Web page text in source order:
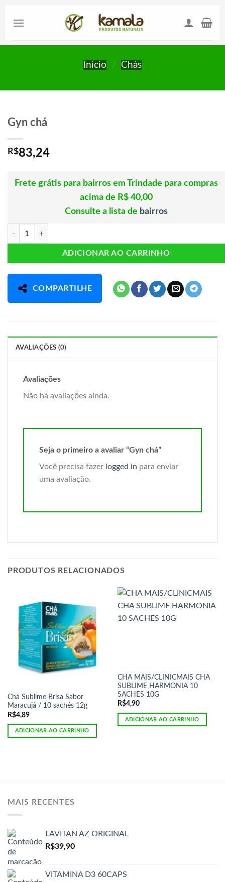
Início / Chás
Gyn chá
R$83,24
Frete grátis para bairros em Trindade para compras
acima de R$ 40,00
Consulte a lista de bairros
Gyn chá quantidade
ADICIONAR AO CARRINHO
COMPARTILHE
AVALIAÇÕES (0)
Avaliações
Não há avaliações ainda.
Seja o primeiro a avaliar “Gyn chá”
Você precisa fazer logged in para enviar
uma avaliação.
PRODUTOS RELACIONADOS
Chá Sublime Brisa Sabor
Maracujá / 10 sachês 12g
R$4,89
ADICIONAR AO CARRINHO
CHA MAIS/CLINICMAIS CHA
SUBLIME HARMONIA 10
SACHES 10G
R$4,90
ADICIONAR AO CARRINHO
MAIS RECENTES
LAVITAN AZ ORIGINAL
R$39,90
VITAMINA D3 60CAPS